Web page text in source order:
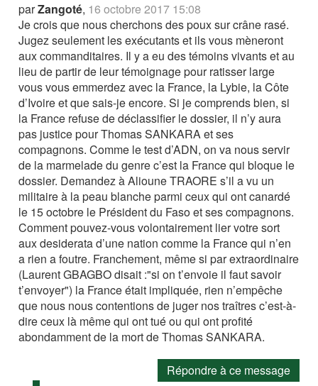
parZangoté, 16 octobre 2017 15:08
Je crois que nous cherchons des poux sur crâne rasé.
Jugez seulement les exécutants et ils vous mèneront
aux commanditaires. Il y a eu des témoins vivants et au
lieu de partir de leur témoignage pour ratisser large
vous vous emmerdez avec la France, la Lybie, la Côte
d’Ivoire et que sais-je encore. Si je comprends bien, si
la France refuse de déclassifier le dossier, il n’y aura
pas justice pour Thomas SANKARA et ses
compagnons. Comme le test d’ADN, on va nous servir
de la marmelade du genre c’est la France qui bloque le
dossier. Demandez à Alioune TRAORE s’il a vu un
militaire à la peau blanche parmi ceux qui ont canardé
le 15 octobre le Président du Faso et ses compagnons.
Comment pouvez-vous volontairement lier votre sort
aux desiderata d’une nation comme la France qui n’en
a rien a foutre. Franchement, même si par extraordinaire
(Laurent GBAGBO disait :"si on t’envoie il faut savoir
t’envoyer") la France était impliquée, rien n’empêche
que nous nous contentions de juger nos traîtres c’est-à-
dire ceux là même qui ont tué ou qui ont profité
abondamment de la mort de Thomas SANKARA.
Répondre à ce message